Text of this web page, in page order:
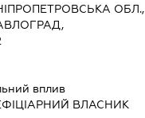
ОБЛ.,
вплив
ВЛАСНИК